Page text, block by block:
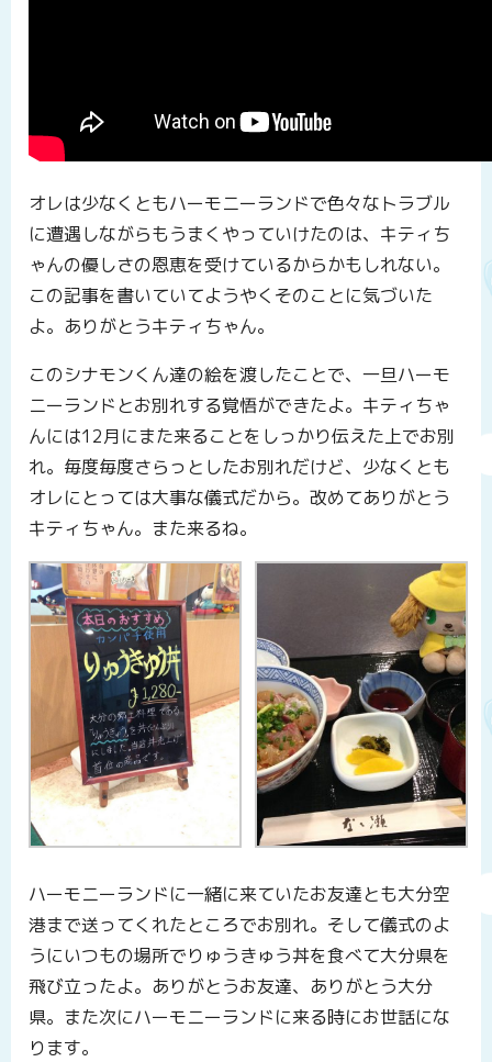
オレは少なくともハーモニーランドで色々なトラブル
に遭遇しながらもうまくやっていけたのは、キティち
ゃんの優しさの恩恵を受けているからかもしれない。
この記事を書いていてようやくそのことに気づいた
よ。ありがとうキティちゃん。
このシナモンくん達の絵を渡したことで、一旦ハーモ
ニーランドとお別れする覚悟ができたよ。キティちゃ
んには12月にまた来ることをしっかり伝えた上でお別
れ。毎度毎度さらっとしたお別れだけど、少なくとも
オレにとっては大事な儀式だから。改めてありがとう
キティちゃん。また来るね。
ハーモニーランドに一緒に来ていたお友達とも大分空
港まで送ってくれたところでお別れ。そして儀式のよ
うにいつもの場所でりゅうきゅう丼を食べて大分県を
飛び立ったよ。ありがとうお友達、ありがとう大分
県。また次にハーモニーランドに来る時にお世話にな
ります。